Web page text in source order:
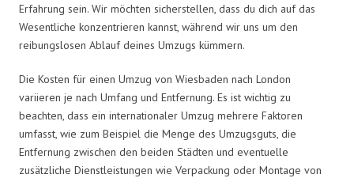
Erfahrung sein. Wir möchten sicherstellen, dass du dich auf das
Wesentliche konzentrieren kannst, während wir uns um den
reibungslosen Ablauf deines Umzugs kümmern.
Die Kosten für einen Umzug von Wiesbaden nach London
variieren je nach Umfang und Entfernung. Es ist wichtig zu
beachten, dass ein internationaler Umzug mehrere Faktoren
umfasst, wie zum Beispiel die Menge des Umzugsguts, die
Entfernung zwischen den beiden Städten und eventuelle
zusätzliche Dienstleistungen wie Verpackung oder Montage von